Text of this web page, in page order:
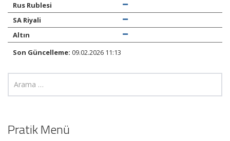
Rus Rublesi
SA Riyali
Altın
Son Güncelleme: 09.02.2026 11:13
Pratik Menü